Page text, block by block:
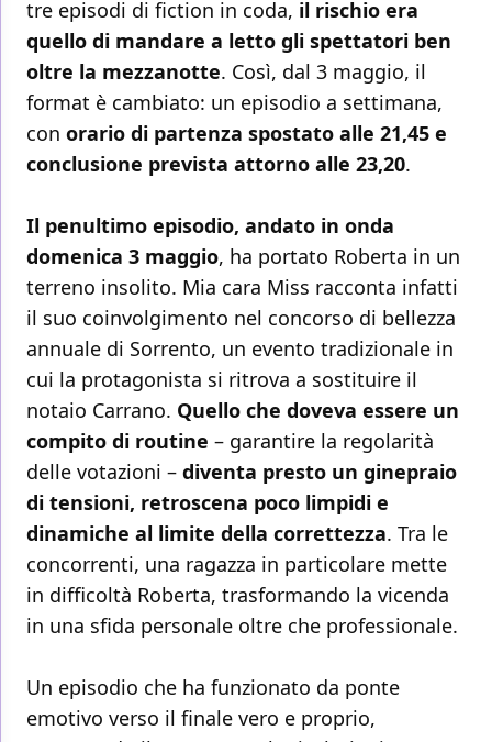
tre episodi di fiction in coda, il rischio era
quello di mandare a letto gli spettatori ben
oltre la mezzanotte. Così, dal 3 maggio, il
format è cambiato: un episodio a settimana,
con orario di partenza spostato alle 21,45 e
conclusione prevista attorno alle 23,20.
Il penultimo episodio, andato in onda
domenica 3 maggio, ha portato Roberta in un
terreno insolito. Mia cara Miss racconta infatti
il suo coinvolgimento nel concorso di bellezza
annuale di Sorrento, un evento tradizionale in
cui la protagonista si ritrova a sostituire il
notaio Carrano. Quello che doveva essere un
compito di routine – garantire la regolarità
delle votazioni – diventa presto un ginepraio
di tensioni, retroscena poco limpidi e
dinamiche al limite della correttezza. Tra le
concorrenti, una ragazza in particolare mette
in difficoltà Roberta, trasformando la vicenda
in una sfida personale oltre che professionale.
Un episodio che ha funzionato da ponte
emotivo verso il finale vero e proprio,